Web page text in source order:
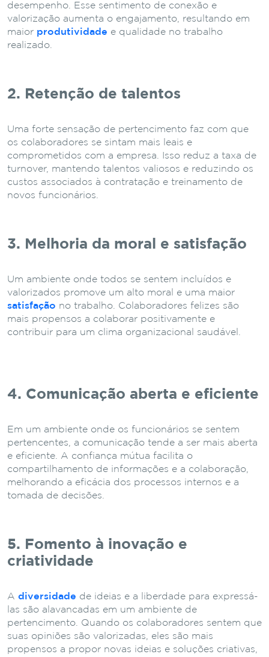
desempenho. Esse sentimento de conexão e
valorização aumenta o engajamento, resultando em
maior produtividade e qualidade no trabalho
realizado.
2. Retenção de talentos
Uma forte sensação de pertencimento faz com que
os colaboradores se sintam mais leais e
comprometidos com a empresa. Isso reduz a taxa de
turnover, mantendo talentos valiosos e reduzindo os
custos associados à contratação e treinamento de
novos funcionários.
3. Melhoria da moral e satisfação
Um ambiente onde todos se sentem incluídos e
valorizados promove um alto moral e uma maior
satisfação no trabalho. Colaboradores felizes são
mais propensos a colaborar positivamente e
contribuir para um clima organizacional saudável.
4. Comunicação aberta e eficiente
Em um ambiente onde os funcionários se sentem
pertencentes, a comunicação tende a ser mais aberta
e eficiente. A confiança mútua facilita o
compartilhamento de informações e a colaboração,
melhorando a eficácia dos processos internos e a
tomada de decisões.
5. Fomento à inovação e
criatividade
A diversidade de ideias e a liberdade para expressá-
las são alavancadas em um ambiente de
pertencimento. Quando os colaboradores sentem que
suas opiniões são valorizadas, eles são mais
propensos a propor novas ideias e soluções criativas,